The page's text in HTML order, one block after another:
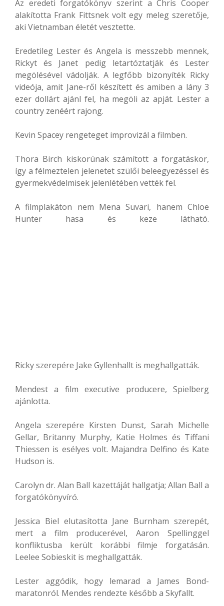
Az eredeti forgatókönyv szerint a Chris Cooper
alakította Frank Fittsnek volt egy meleg szeretője,
aki Vietnamban életét vesztette.
Eredetileg Lester és Angela is messzebb mennek,
Rickyt és Janet pedig letartóztatják és Lester
megölésével vádolják. A legfőbb bizonyíték Ricky
videója, amit Jane-ről készített és amiben a lány 3
ezer dollárt ajánl fel, ha megöli az apját. Lester a
country zenéért rajong.
Kevin Spacey rengeteget improvizál a filmben.
Thora Birch kiskorúnak számított a forgatáskor,
így a félmeztelen jelenetet szülői beleegyezéssel és
gyermekvédelmisek jelenlétében vették fel.
A filmplakáton nem Mena Suvari, hanem Chloe
Hunter hasa és keze látható.
Ricky szerepére Jake Gyllenhallt is meghallgatták.
Mendest a film executive producere, Spielberg
ajánlotta.
Angela szerepére Kirsten Dunst, Sarah Michelle
Gellar, Britanny Murphy, Katie Holmes és Tiffani
Thiessen is esélyes volt. Majandra Delfino és Kate
Hudson is.
Carolyn dr. Alan Ball kazettáját hallgatja; Allan Ball a
forgatókönyvíró.
Jessica Biel elutasította Jane Burnham szerepét,
mert a film producerével, Aaron Spellinggel
konfliktusba került korábbi filmje forgatásán.
Leelee Sobieskit is meghallgatták.
Lester aggódik, hogy lemarad a James Bond-
maratonról. Mendes rendezte később a Skyfallt.